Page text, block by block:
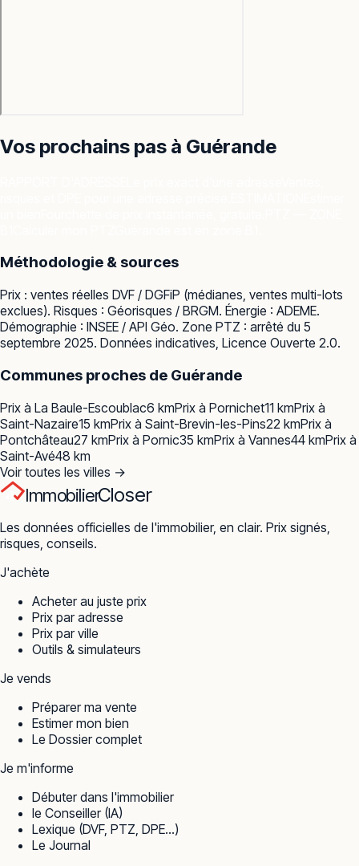
Vos prochains pas à Guérande
Méthodologie & sources
Prix : ventes réelles DVF / DGFiP (médianes, ventes multi-lots
exclues). Risques : Géorisques / BRGM. Énergie : ADEME.
Démographie : INSEE / API Géo. Zone PTZ : arrêté du 5
septembre 2025. Données indicatives, Licence Ouverte 2.0.
Communes proches de Guérande
Prix à La Baule-Escoublac6 kmPrix à Pornichet11 kmPrix à
Saint-Nazaire15 kmPrix à Saint-Brevin-les-Pins22 kmPrix à
Pontchâteau27 kmPrix à Pornic35 kmPrix à Vannes44 kmPrix à
Saint-Avé48 km
Voir toutes les villes →
ImmobilierCloser
Les données officielles de l'immobilier, en clair. Prix signés,
risques, conseils.
J'achète
Acheter au juste prix
Prix par adresse
Prix par ville
Outils & simulateurs
Je vends
Préparer ma vente
Estimer mon bien
Le Dossier complet
Je m'informe
Débuter dans l'immobilier
le Conseiller (IA)
Lexique (DVF, PTZ, DPE…)
Le Journal